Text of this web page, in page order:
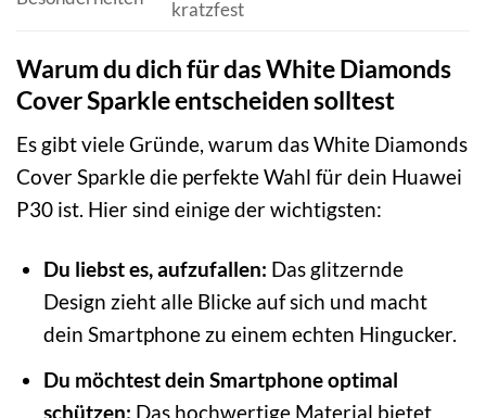
kratzfest
Warum du dich für das White Diamonds
Cover Sparkle entscheiden solltest
Es gibt viele Gründe, warum das White Diamonds
Cover Sparkle die perfekte Wahl für dein Huawei
P30 ist. Hier sind einige der wichtigsten:
Du liebst es, aufzufallen: Das glitzernde
Design zieht alle Blicke auf sich und macht
dein Smartphone zu einem echten Hingucker.
Du möchtest dein Smartphone optimal
schützen: Das hochwertige Material bietet